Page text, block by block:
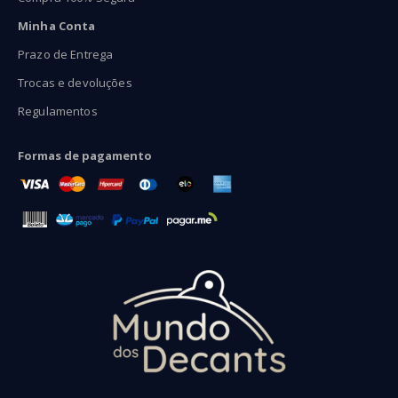
Minha Conta
Prazo de Entrega
Trocas e devoluções
Regulamentos
Formas de pagamento